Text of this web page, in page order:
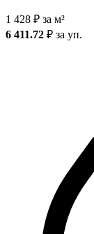
1 428 ₽ за м²
6 411.72 ₽ за уп.